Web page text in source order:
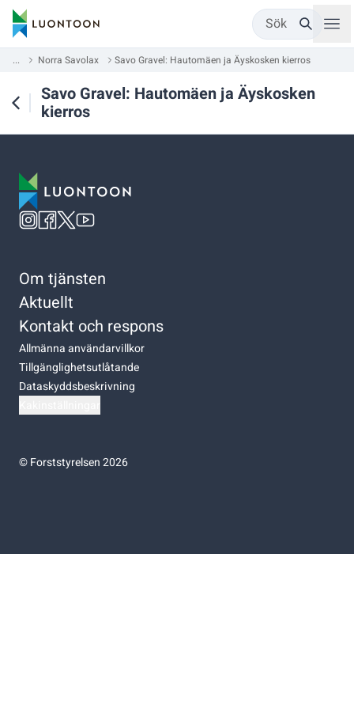
Sök
... Norra Savolax Savo Gravel: Hautomäen ja Äyskosken kierros
Savo Gravel: Hautomäen ja Äyskosken
kierros
Om tjänsten
Aktuellt
Kontakt och respons
Allmänna användarvillkor
Tillgänglighetsutlåtande
Dataskyddsbeskrivning
©Forststyrelsen 2026